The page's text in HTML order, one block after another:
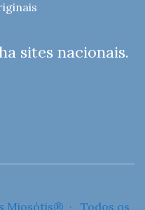
sites nacionais.
Miosótis® · Todos os